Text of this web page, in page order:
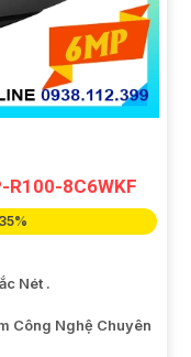
R100-8C6WKF
Nét .
Công Nghệ Chuyên